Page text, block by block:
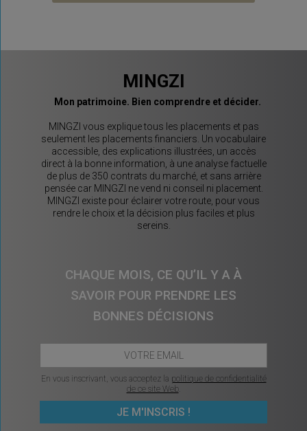
MINGZI
Mon patrimoine. Bien comprendre et décider.
MINGZI vous explique tous les placements et pas
seulement les placements financiers. Un vocabulaire
accessible, des explications illustrées, un accès
direct à la bonne information, à une analyse factuelle
de plus de 350 contrats du marché, et sans arrière
pensée car MINGZI ne vend ni conseil ni placement.
MINGZI existe pour éclairer votre route, pour vous
rendre le choix et la décision plus faciles et plus
sereins.
CHAQUE MOIS, CE QU’IL Y A À
SAVOIR POUR PRENDRE LES
BONNES DÉCISIONS
En vous inscrivant, vous acceptez la politique de confidentialité
de ce site Web.